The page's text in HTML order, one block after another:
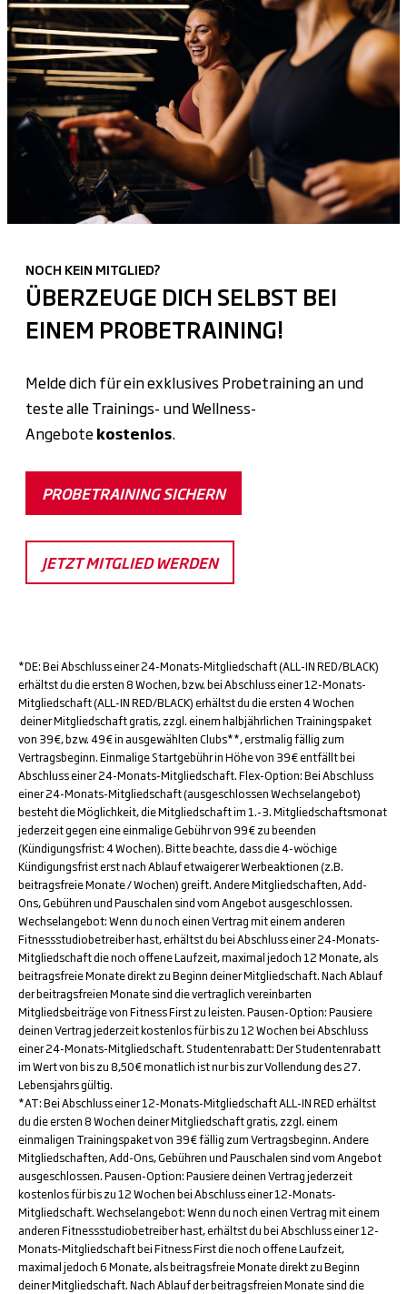
NOCH KEIN MITGLIED?
ÜBERZEUGE DICH SELBST BEI
EINEM PROBETRAINING!
Melde dich für ein exklusives Probetraining an und
teste alle Trainings- und Wellness-
Angebotekostenlos.
PROBETRAINING SICHERN
JETZT MITGLIED WERDEN
*DE: Bei Abschluss einer 24-Monats-Mitgliedschaft (ALL-IN RED/BLACK)
erhältst du die ersten 8 Wochen, bzw. bei Abschluss einer 12-Monats-
Mitgliedschaft (ALL-IN RED/BLACK) erhältst du die ersten 4 Wochen
deiner Mitgliedschaft gratis, zzgl. einem halbjährlichen Trainingspaket
von 39€, bzw. 49€ in ausgewählten Clubs**, erstmalig fällig zum
Vertragsbeginn. Einmalige Startgebühr in Höhe von 39€ entfällt bei
Abschluss einer 24-Monats-Mitgliedschaft. Flex-Option: Bei Abschluss
einer 24-Monats-Mitgliedschaft (ausgeschlossen Wechselangebot)
besteht die Möglichkeit, die Mitgliedschaft im 1.-3. Mitgliedschaftsmonat
jederzeit gegen eine einmalige Gebühr von 99€ zu beenden
(Kündigungsfrist: 4 Wochen). Bitte beachte, dass die 4-wöchige
Kündigungsfrist erst nach Ablauf etwaigerer Werbeaktionen (z.B.
beitragsfreie Monate / Wochen) greift. Andere Mitgliedschaften, Add-
Ons, Gebühren und Pauschalen sind vom Angebot ausgeschlossen.
Wechselangebot: Wenn du noch einen Vertrag mit einem anderen
Fitnessstudiobetreiber hast, erhältst du bei Abschluss einer 24-Monats-
Mitgliedschaft die noch offene Laufzeit, maximal jedoch 12 Monate, als
beitragsfreie Monate direkt zu Beginn deiner Mitgliedschaft. Nach Ablauf
der beitragsfreien Monate sind die vertraglich vereinbarten
Mitgliedsbeiträge von Fitness First zu leisten. Pausen-Option: Pausiere
deinen Vertrag jederzeit kostenlos für bis zu 12 Wochen bei Abschluss
einer 24-Monats-Mitgliedschaft. Studentenrabatt: Der Studentenrabatt
im Wert von bis zu 8,50€ monatlich ist nur bis zur Vollendung des 27.
Lebensjahrs gültig.
*AT: Bei Abschluss einer 12-Monats-Mitgliedschaft ALL-IN RED erhältst
du die ersten 8 Wochen deiner Mitgliedschaft gratis, zzgl. einem
einmaligen Trainingspaket von 39€ fällig zum Vertragsbeginn. Andere
Mitgliedschaften, Add-Ons, Gebühren und Pauschalen sind vom Angebot
ausgeschlossen. Pausen-Option: Pausiere deinen Vertrag jederzeit
kostenlos für bis zu 12 Wochen bei Abschluss einer 12-Monats-
Mitgliedschaft. Wechselangebot: Wenn du noch einen Vertrag mit einem
anderen Fitnessstudiobetreiber hast, erhältst du bei Abschluss einer 12-
Monats-Mitgliedschaft bei Fitness First die noch offene Laufzeit,
maximal jedoch 6 Monate, als beitragsfreie Monate direkt zu Beginn
deiner Mitgliedschaft. Nach Ablauf der beitragsfreien Monate sind die